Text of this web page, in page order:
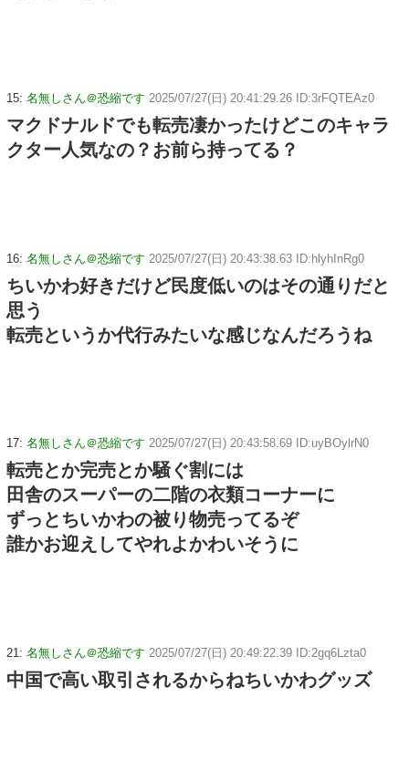
15: 名無しさん＠恐縮です 2025/07/27(日) 20:41:29.26 ID:3rFQTEAz0
マクドナルドでも転売凄かったけどこのキャラ
クター人気なの？お前ら持ってる？
16: 名無しさん＠恐縮です 2025/07/27(日) 20:43:38.63 ID:hlyhInRg0
ちいかわ好きだけど民度低いのはその通りだと
思う
転売というか代行みたいな感じなんだろうね
17: 名無しさん＠恐縮です 2025/07/27(日) 20:43:58.69 ID:uyBOylrN0
転売とか完売とか騒ぐ割には
田舎のスーパーの二階の衣類コーナーに
ずっとちいかわの被り物売ってるぞ
誰かお迎えしてやれよかわいそうに
21: 名無しさん＠恐縮です 2025/07/27(日) 20:49:22.39 ID:2gq6Lzta0
中国で高い取引されるからねちいかわグッズ